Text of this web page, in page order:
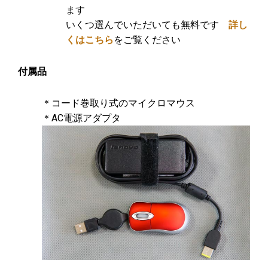
ます
いくつ選んでいただいても無料です 詳し
くはこちら をご覧ください
付属品
＊コード巻取り式のマイクロマウス
＊AC電源アダプタ